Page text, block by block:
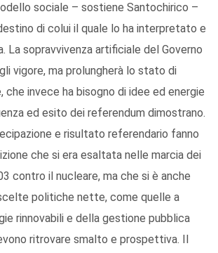
sociale – sostiene Santochirico –
di colui il quale lo ha interpretato e
La sopravvivenza artificiale del Governo
vigore, ma prolungherà lo stato di
che invece ha bisogno di idee ed energie
ed esito dei referendum dimostrano.
e risultato referendario fanno
che si era esaltata nelle marcia dei
contro il nucleare, ma che si è anche
politiche nette, come quelle a
rinnovabili e della gestione pubblica
ritrovare smalto e prospettiva. Il